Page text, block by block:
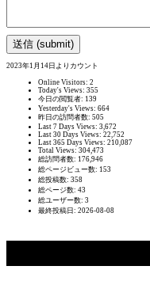
2023年1月14日よりカウント
Online Visitors: 2
Today's Views: 355
今日の閲覧者: 139
Yesterday's Views: 664
昨日の訪問者数: 505
Last 7 Days Views: 3,672
Last 30 Days Views: 22,752
Last 365 Days Views: 210,087
Total Views: 304,473
総訪問者数: 176,946
総ページビュー数: 153
総投稿数: 358
総ページ数: 43
総ユーザー数: 3
最終投稿日: 2026-08-08